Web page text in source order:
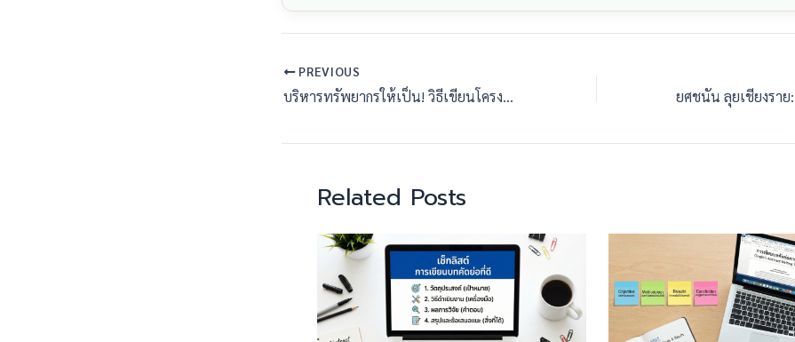
PREVIOUS
บริหารทรัพยากรให้เป็น! วิธีเขียนโครงการวิจัยให้ดู “เป็นไปได้จริง” ในสายตาผู้อนุมัติ
Related Posts